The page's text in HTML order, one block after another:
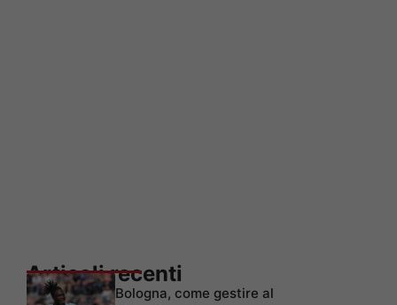
Articoli recenti
Bologna, come gestire al